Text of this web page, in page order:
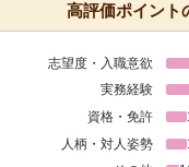
高評価ポイント
志望度・入職意欲
実務経験
資格・免許
人柄・対人姿勢